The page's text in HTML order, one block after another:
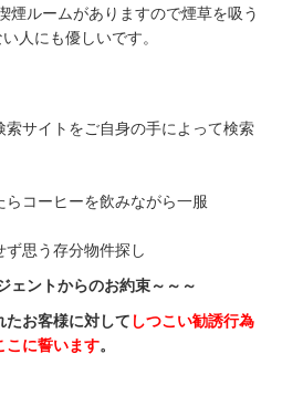
煙ルームがありますので煙草を吸う
人にも優しいです。
索サイトをご自身の手によって検索
らコーヒーを飲みながら一服
ず思う存分物件探し
ェントからのお約束～～～
たお客様に対して しつこい勧誘行為
こに誓います。